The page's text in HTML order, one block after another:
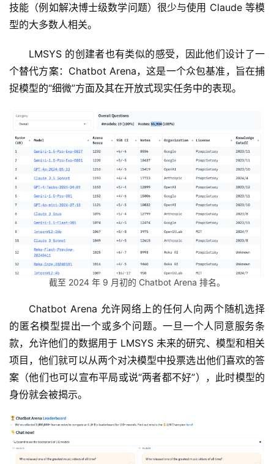
技能（例如解决博士级数学问题）很少与使用 Claude 等模
型的大多数人相关。
LMSYS 的创建者也有类似的感受，因此他们设计了一
个替代方案：Chatbot Arena，这是一个众包基准，旨在捕
捉模型的“细微”方面及其在开放式现实任务中的表现。
截至 2024 年 9 月初的 Chatbot Arena 排名。
Chatbot Arena 允许网络上的任何人向两个随机选择
的匿名模型提出一个或多个问题。一旦一个人同意服务条
款，允许他们的数据用于 LMSYS 未来的研究、模型和相关
项目，他们就可以从两个对决模型中投票选出他们喜欢的答
案（他们也可以宣布平局或说“两者都不好”），此时模型的
身份就会被揭示。